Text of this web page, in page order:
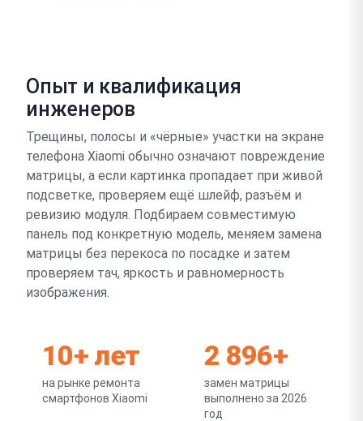
Опыт и квалификация
инженеров
Трещины, полосы и «чёрные» участки на экране
телефона Xiaomi обычно означают повреждение
матрицы, а если картинка пропадает при живой
подсветке, проверяем ещё шлейф, разъём и
ревизию модуля. Подбираем совместимую
панель под конкретную модель, меняем замена
матрицы без перекоса по посадке и затем
проверяем тач, яркость и равномерность
изображения.
10+ лет
на рынке ремонта
смартфонов Xiaomi
2 896+
замен матрицы
выполнено за 2026
год